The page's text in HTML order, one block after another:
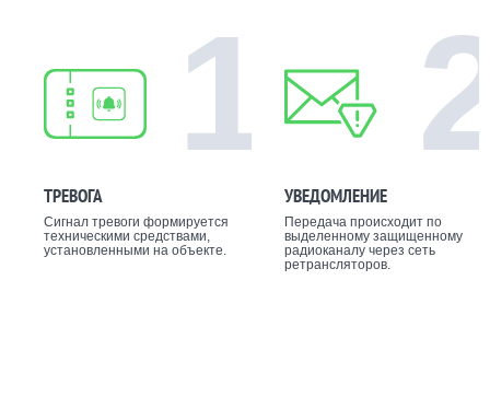
1
ТРЕВОГА
Сигнал тревоги формируется
техническими средствами,
установленными на объекте.
УВЕДОМЛЕНИЕ
Передача происходит по
выделенному защищенному
радиоканалу через сеть
ретрансляторов.